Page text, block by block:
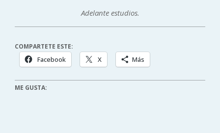
Adelante estudios.
COMPARTETE ESTE:
Facebook X Más
ME GUSTA: